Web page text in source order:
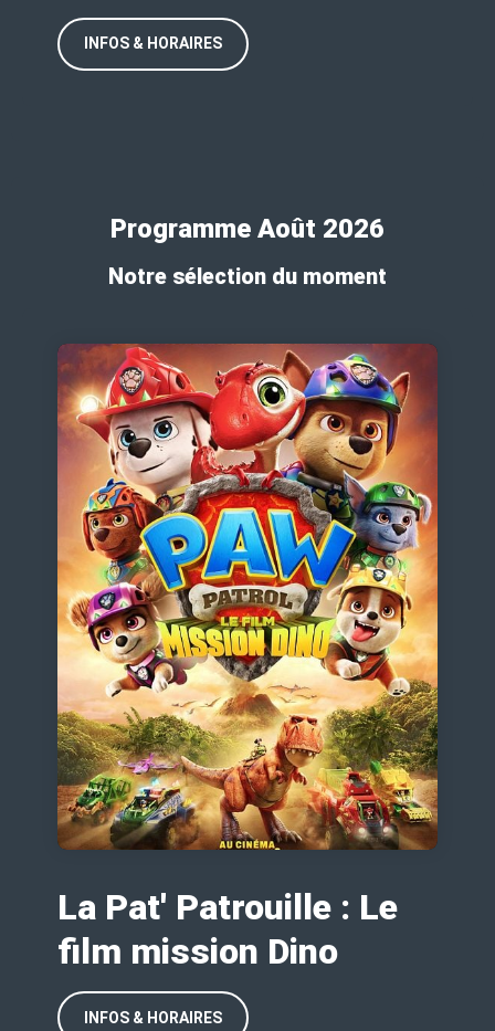
INFOS & HORAIRES
Programme Août 2026
Notre sélection du moment
La Pat' Patrouille : Le
film mission Dino
INFOS & HORAIRES